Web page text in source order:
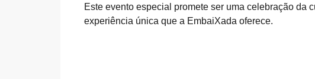
Este evento especial promete ser uma celebração da
experiência única que a EmbaiXada oferece.